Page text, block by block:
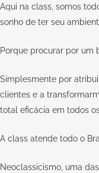
Aqui na class , somos
sonho de ter seu
Porque procurar por um
Simplesmente por
clientes e a
total eficácia em todos
A class atende todo o
Neoclassicismo, uma